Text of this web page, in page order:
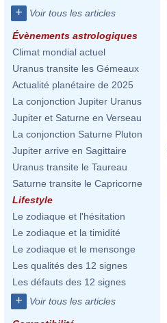
+ Voir tous les articles
Évènements astrologiques
Climat mondial actuel
Uranus transite les Gémeaux
Actualité planétaire de 2025
La conjonction Jupiter Uranus
Jupiter et Saturne en Verseau
La conjonction Saturne Pluton
Jupiter arrive en Sagittaire
Uranus transite le Taureau
Saturne transite le Capricorne
Lifestyle
Le zodiaque et l'hésitation
Le zodiaque et la timidité
Le zodiaque et le mensonge
Les qualités des 12 signes
Les défauts des 12 signes
+ Voir tous les articles